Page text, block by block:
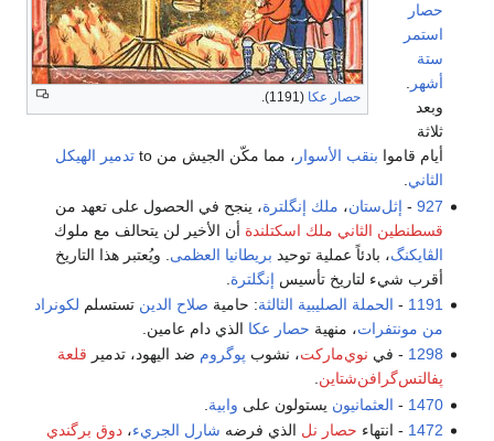
حصار عكا (1191).
حصار
استمر
ستة
أشهر
وبعد
ثلاثة
أيام قاموا بنقب الأسوار ، مما مكّن الجيش من to تدمير الهيكل
الثاني
927
- إثل‌ستان، ملك إنگلترة، ينجح في الحصول على تعهد من
قسطنطين الثاني ملك اسكتلندة أن الأخير لن يتحالف مع ملوك
الڤايكنگ، بادئاً عملية توحيد بريطانيا العظمى . ويُعتبر هذا التاريخ
أقرب شيء لتاريخ تأسيس إنگلترة
1191
- الحملة الصليبية الثالثة: حامية صلاح الدين تستسلم لكونراد
من مونتفرات، منهية حصار عكا الذي دام عامين.
1298 - في نوي‌ماركت، نشوب پوگروم ضد اليهود، تدمير قلعة
پفالتس‌گرافن‌شتاين.
1470
- العثمانيون يستولون على وابية
1472 - انتهاء حصار نل الذي فرضه شارل الجريء،دوق برگندي